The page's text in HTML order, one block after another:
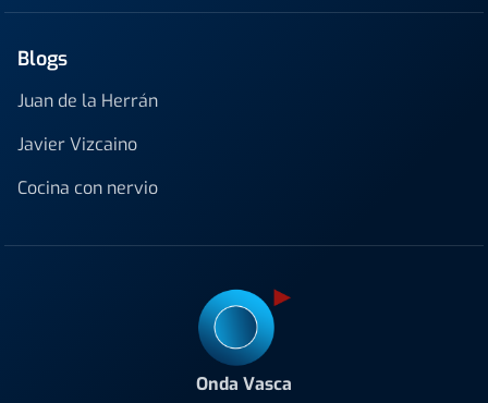
Blogs
Juan de la Herrán
Javier Vizcaino
Cocina con nervio
Onda Vasca